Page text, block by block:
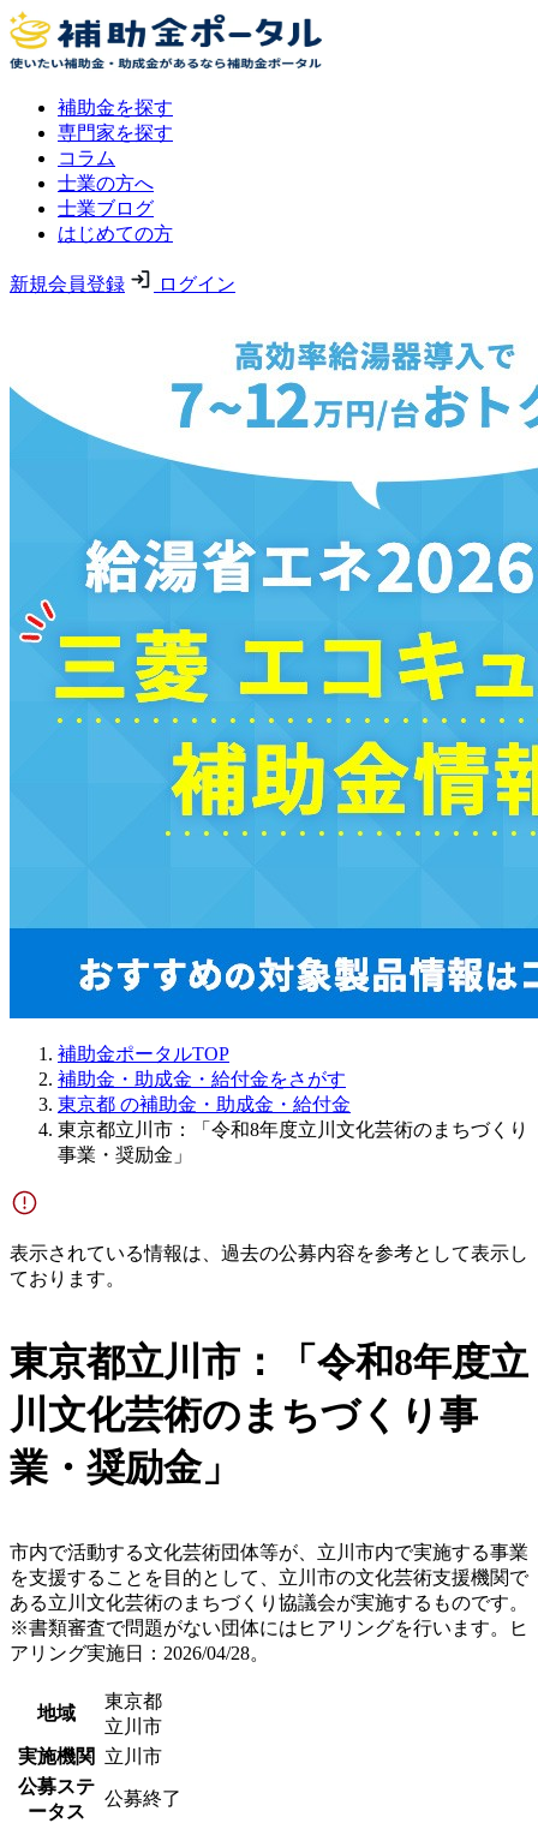
補助金を探す
専門家を探す
コラム
士業の方へ
士業ブログ
はじめての方
新規会員登録 ログイン
補助金ポータルTOP
補助金・助成金・給付金をさがす
東京都 の補助金・助成金・給付金
東京都立川市：「令和8年度立川文化芸術のまちづくり
事業・奨励金」
表示されている情報は、過去の公募内容を参考として表示し
ております。
東京都立川市：「令和8年度立
川文化芸術のまちづくり事
業・奨励金」
市内で活動する文化芸術団体等が、立川市内で実施する事業
を支援することを目的として、立川市の文化芸術支援機関で
ある立川文化芸術のまちづくり協議会が実施するものです。
※書類審査で問題がない団体にはヒアリングを行います。ヒ
アリング実施日：2026/04/28。
地域
東京都
立川市
実施機関
立川市
公募ステ
ータス
公募終了